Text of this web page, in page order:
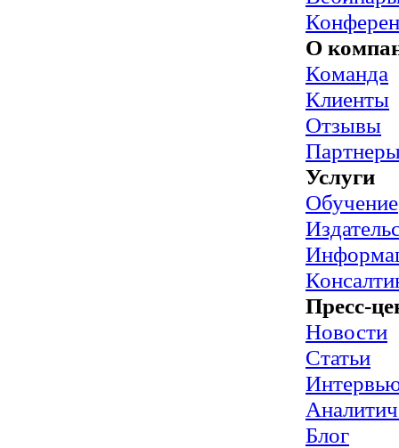
О
Команда
Клиенты
Отзывы
Услуги
Обучение
Пресс-
Новости
Статьи
Блог